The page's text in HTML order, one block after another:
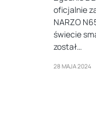
oficjalnie
NARZO
świecie
został…
28 MAJA 2024